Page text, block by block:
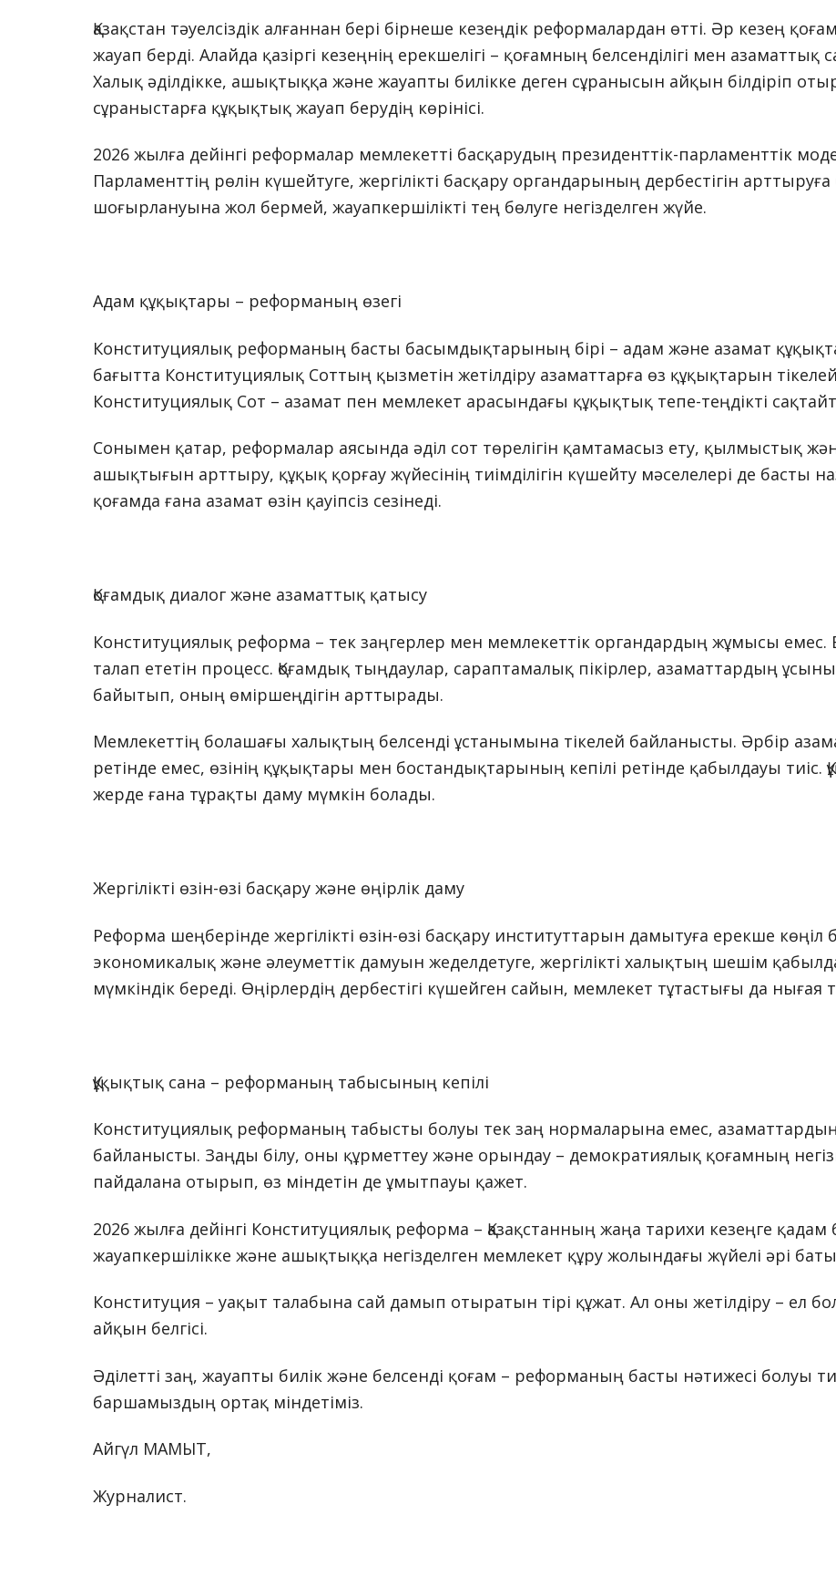
Қазақстан тәуелсіздік алғаннан бері бірнеше кезеңдік реформалардан өтті. Әр кезең
жауап берді. Алайда қазіргі кезеңнің ерекшелігі – қоғамның белсенділігі мен
Халық әділдікке, ашықтыққа және жауапты билікке деген сұранысын айқын білдіріп
сұраныстарға құқықтық жауап берудің көрінісі.
2026 жылға дейінгі реформалар мемлекетті басқарудың президенттік-парламенттік
Парламенттің рөлін күшейтуге, жергілікті басқару органдарының дербестігін арттыруға
шоғырлануына жол бермей, жауапкершілікті тең бөлуге негізделген жүйе.
Адам құқықтары – реформаның өзегі
Конституциялық реформаның басты басымдықтарының бірі – адам және азамат
бағытта Конституциялық Соттың қызметін жетілдіру азаматтарға өз құқықтарын
Конституциялық Сот – азамат пен мемлекет арасындағы құқықтық тепе-теңдікті
Сонымен қатар, реформалар аясында әділ сот төрелігін қамтамасыз ету, қылмыстық
ашықтығын арттыру, құқық қорғау жүйесінің тиімділігін күшейту мәселелері де басты
қоғамда ғана азамат өзін қауіпсіз сезінеді.
Қоғамдық диалог және азаматтық қатысу
Конституциялық реформа – тек заңгерлер мен мемлекеттік органдардың жұмысы емес.
талап ететін процесс. Қоғамдық тыңдаулар, сараптамалық пікірлер, азаматтардың
байытып, оның өміршеңдігін арттырады.
Мемлекеттің болашағы халықтың белсенді ұстанымына тікелей байланысты. Әрбір
ретінде емес, өзінің құқықтары мен бостандықтарының кепілі ретінде қабылдауы тиіс.
жерде ғана тұрақты даму мүмкін болады.
Жергілікті өзін-өзі басқару және өңірлік даму
Реформа шеңберінде жергілікті өзін-өзі басқару институттарын дамытуға ерекше көңіл
экономикалық және әлеуметтік дамуын жеделдетуге, жергілікті халықтың шешім
мүмкіндік береді. Өңірлердің дербестігі күшейген сайын, мемлекет тұтастығы да нығая
Құқықтық сана – реформаның табысының кепілі
Конституциялық реформаның табысты болуы тек заң нормаларына емес,
байланысты. Заңды білу, оны құрметтеу және орындау – демократиялық қоғамның
пайдалана отырып, өз міндетін де ұмытпауы қажет.
2026 жылға дейінгі Конституциялық реформа – Қазақстанның жаңа тарихи кезеңге қадам
жауапкершілікке және ашықтыққа негізделген мемлекет құру жолындағы жүйелі әрі
Конституция – уақыт талабына сай дамып отыратын тірі құжат. Ал оны жетілдіру – ел
айқын белгісі.
Әділетті заң, жауапты билік және белсенді қоғам – реформаның басты нәтижесі болуы
баршамыздың ортақ міндетіміз.
Айгүл МАМЫТ,
Журналист.